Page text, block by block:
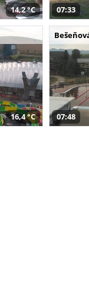
14,2 °C 07:33
16,4 °C 07:48